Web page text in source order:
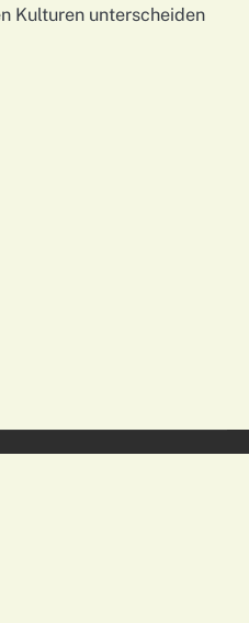
Kulturen unterscheiden